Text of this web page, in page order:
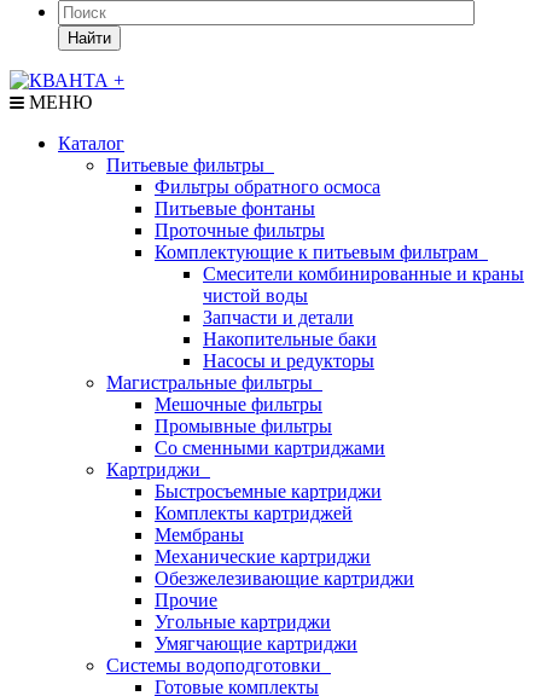
Найти
МЕНЮ
Каталог
Питьевые фильтры
Фильтры обратного осмоса
Питьевые фонтаны
Проточные фильтры
Комплектующие к питьевым фильтрам
Смесители комбинированные и краны
чистой воды
Запчасти и детали
Накопительные баки
Насосы и редукторы
Магистральные фильтры
Мешочные фильтры
Промывные фильтры
Со сменными картриджами
Картриджи
Быстросъемные картриджи
Комплекты картриджей
Мембраны
Механические картриджи
Обезжелезивающие картриджи
Прочие
Угольные картриджи
Умягчающие картриджи
Системы водоподготовки
Готовые комплекты